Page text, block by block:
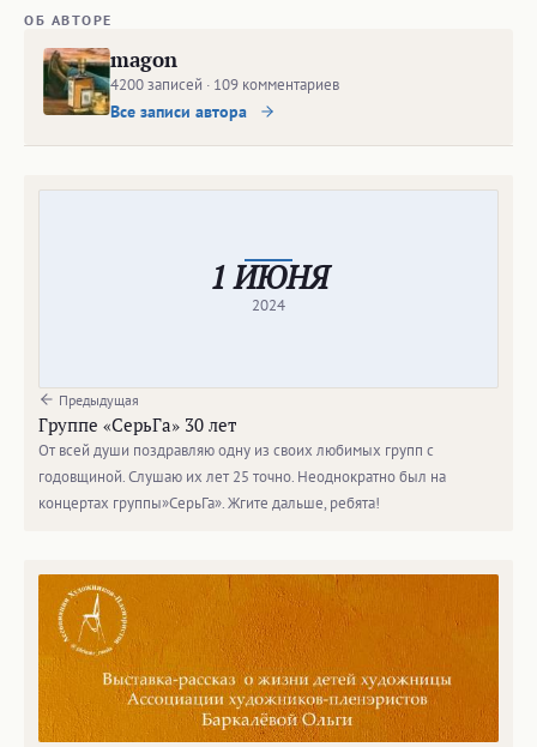
ОБ АВТОРЕ
magon
4200 записей · 109 комментариев
Все записи автора
1 ИЮНЯ
2024
Предыдущая
Группе «СерьГа» 30 лет
От всей души поздравляю одну из своих любимых групп с
годовщиной. Слушаю их лет 25 точно. Неоднократно был на
концертах группы»СерьГа». Жгите дальше, ребята!